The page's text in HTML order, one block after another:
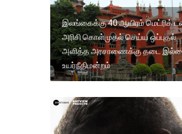
இலங்கைக்கு 40 ஆயிரம் மெட்ரிக்
அரிசி கொள்முதல் செய்ய ஒப்புதல்
அளித்த அரசாணைக்கு தடை
உயர்நீதிமன்றம்